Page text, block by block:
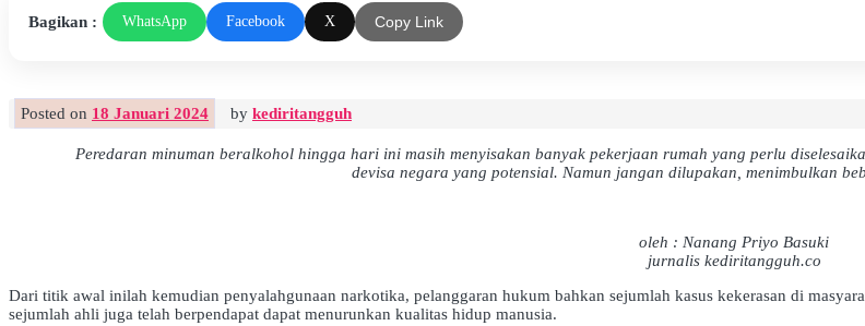
Bagikan : WhatsApp Facebook X Copy Link
Posted on 18 Januari 2024 by kediritangguh
Peredaran minuman beralkohol hingga hari ini masih menyisakan banyak pekerjaan rumah yang perlu
devisa negara yang potensial. Namun jangan dilupakan, menimbulkan
oleh : Nanang Priyo Basuki
jurnalis kediritangguh.co
Dari titik awal inilah kemudian penyalahgunaan narkotika, pelanggaran hukum bahkan sejumlah kasus kekerasan di
sejumlah ahli juga telah berpendapat dapat menurunkan kualitas hidup manusia.